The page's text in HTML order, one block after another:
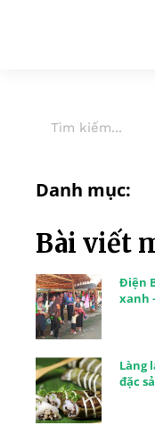
Danh mục:
Bài viết
Điện
xanh
Làng
đặc